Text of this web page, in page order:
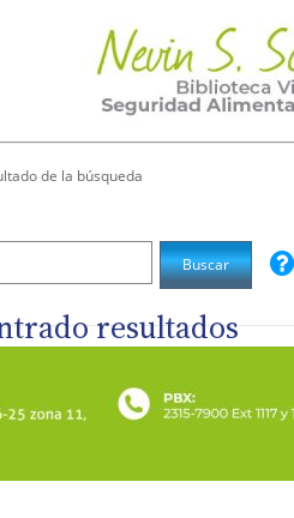
de la búsqueda
resultados